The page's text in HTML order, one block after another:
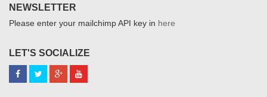
NEWSLETTER
Please enter your mailchimp API key in here
LET'S SOCIALIZE